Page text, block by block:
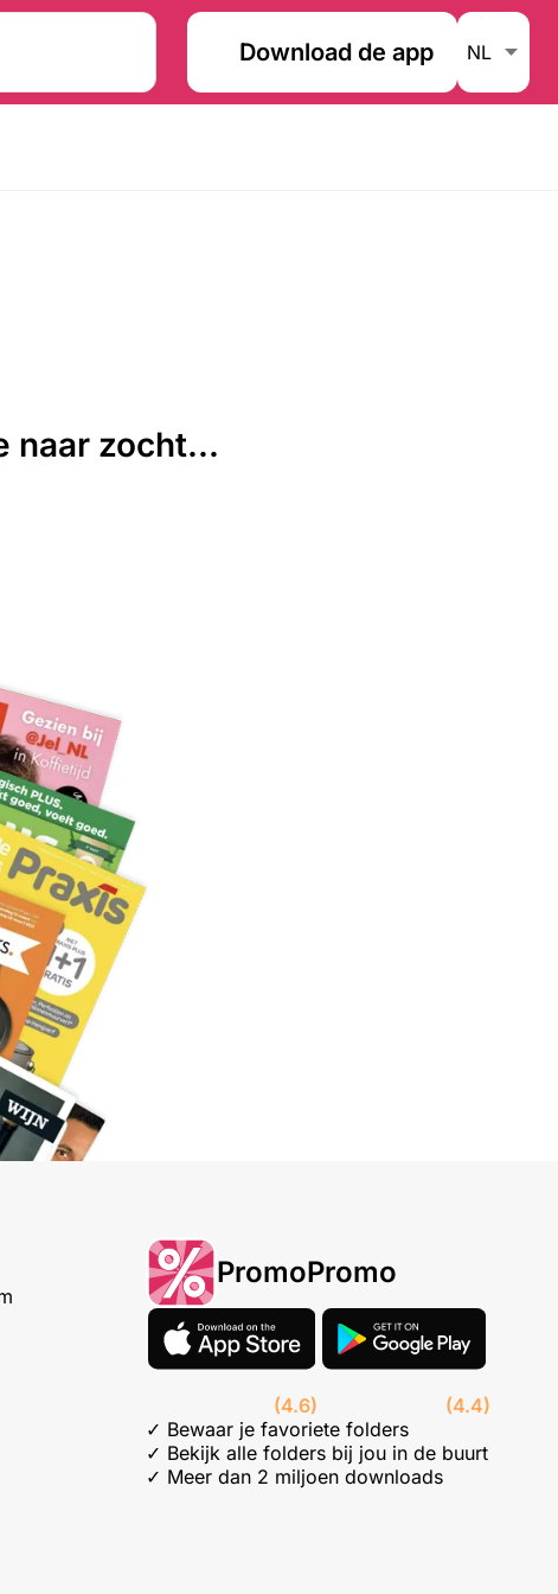
Download de app
naar zocht...
PromoPromo
(4.6)
(4.4)
✓ Bewaar je favoriete folders
✓ Bekijk alle folders bij jou in de buurt
✓ Meer dan 2 miljoen downloads